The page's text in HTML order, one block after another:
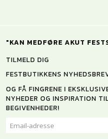
"KAN MEDFØRE AKUT
TILMELD DIG
FESTBUTIKKENS
OG FÅ FINGRENE I
NYHEDER OG INSPIRATION
BEGIVENHEDER!
EMAIL-
ADRESSE